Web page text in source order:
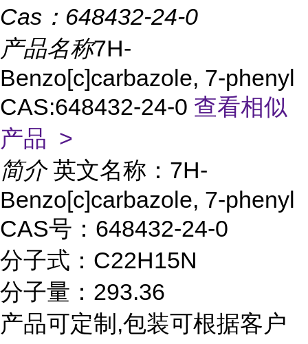
Cas： 648432-24-0
产品名称7H-
Benzo[c]carbazole, 7-phenyl
CAS:648432-24-0 查看相似
产品 >
简介 英文名称：7H-
Benzo[c]carbazole, 7-phenyl
CAS号：648432-24-0
分子式：C22H15N
分子量：293.36
产品可定制,包装可根据客户